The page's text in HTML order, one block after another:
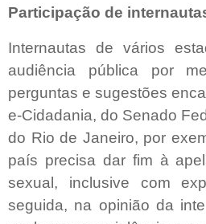
Participação de
Internautas de vários
audiência pública por
perguntas e sugestões
e-Cidadania, do Senado
do Rio de Janeiro, por
país precisa dar fim à
sexual, inclusive com
seguida, na opinião da